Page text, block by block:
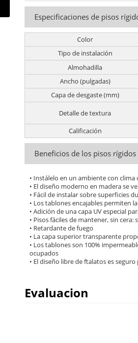
Especificaciones de pisos
Color
Tipo de instalación
Almohadilla
Ancho (pulgadas)
Capa de desgaste (mm)
Detalle de textura
Calificación
Beneficios de los pisos rígidos
• Instálelo en un ambiente con
• El diseño moderno en madera se
• Fácil de instalar sobre superficies
• Los tablones encajables permiten
• Adición de una capa UV especial
• Pisos fáciles de mantener, sin
• Retardante de fuego
• La capa superior transparente
• Los tablones son 100%
ocupados
• El diseño libre de ftalatos es
Evaluacion